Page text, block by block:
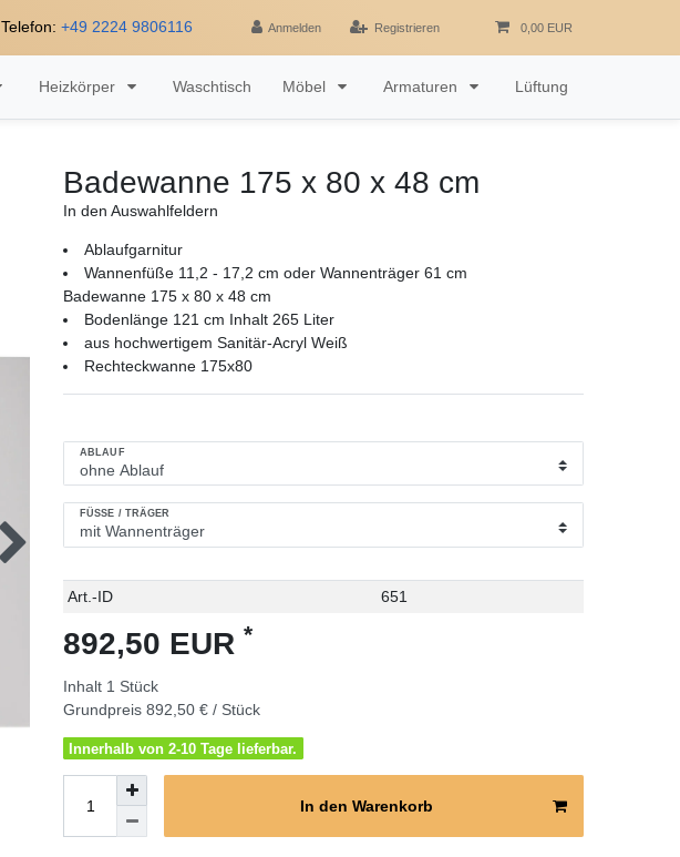
Telefon: +49 2224 9806116 Anmelden Registrieren 0,00 EUR
Heizkörper Waschtisch Möbel Armaturen Lüftung
Badewanne 175 x 80 x 48 cm
In den Auswahlfeldern
Ablaufgarnitur
Wannenfüße 11,2 - 17,2 cm oder Wannenträger 61 cm
Badewanne 175 x 80 x 48 cm
Bodenlänge 121 cm Inhalt 265 Liter
aus hochwertigem Sanitär-Acryl Weiß
Rechteckwanne 175x80
ABLAUF
FÜSSE / TRÄGER
Technisches
Wert
Art.-ID 651
892,50 EUR *
Inhalt 1 Stück
Grundpreis 892,50 € / Stück
Innerhalb von 2-10 Tage lieferbar.
In den Warenkorb